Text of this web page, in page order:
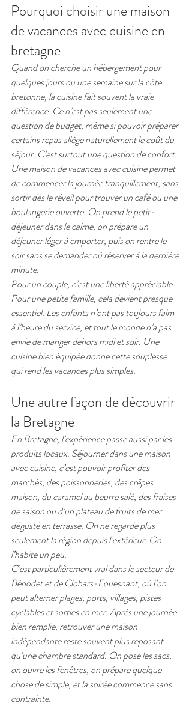
Pourquoi choisir une maison
de vacances avec cuisine en
bretagne
Quand on cherche un hébergement pour
quelques jours ou une semaine sur la côte
bretonne, la cuisine fait souvent la vraie
différence. Ce n’est pas seulement une
question de budget, même si pouvoir préparer
certains repas allège naturellement le coût du
séjour. C’est surtout une question de confort.
Une maison de vacances avec cuisine permet
de commencer la journée tranquillement, sans
sortir dès le réveil pour trouver un café ou une
boulangerie ouverte. On prend le petit-
déjeuner dans le calme, on prépare un
déjeuner léger à emporter, puis on rentre le
soir sans se demander où réserver à la dernière
minute.
Pour un couple, c’est une liberté appréciable.
Pour une petite famille, cela devient presque
essentiel. Les enfants n’ont pas toujours faim
à l’heure du service, et tout le monde n’a pas
envie de manger dehors midi et soir. Une
cuisine bien équipée donne cette souplesse
qui rend les vacances plus simples.
Une autre façon de découvrir
la Bretagne
En Bretagne, l’expérience passe aussi par les
produits locaux. Séjourner dans une maison
avec cuisine, c’est pouvoir profiter des
marchés, des poissonneries, des crêpes
maison, du caramel au beurre salé, des fraises
de saison ou d’un plateau de fruits de mer
dégusté en terrasse. On ne regarde plus
seulement la région depuis l’extérieur. On
l’habite un peu.
C’est particulièrement vrai dans le secteur de
Bénodet et de Clohars-Fouesnant, où l’on
peut alterner plages, ports, villages, pistes
cyclables et sorties en mer. Après une journée
bien remplie, retrouver une maison
indépendante reste souvent plus reposant
qu’une chambre standard. On pose les sacs,
on ouvre les fenêtres, on prépare quelque
chose de simple, et la soirée commence sans
contrainte.